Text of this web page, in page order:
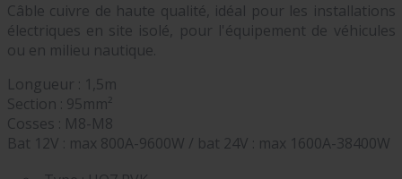
Câble cuivre de haute qualité, idéal pour les installations
électriques en site isolé, pour l'équipement de véhicules
ou en milieu nautique.
Longueur : 1,5m
Section : 95mm²
Cosses : M8-M8
Bat 12V : max 800A-9600W / bat 24V : max 1600A-38400W